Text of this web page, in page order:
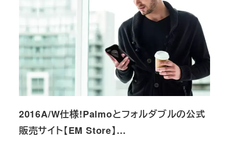
2016A/W仕様!Palmoとフォルダブルの公式
販売サイト【EM Store】…